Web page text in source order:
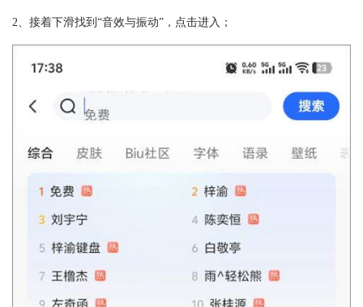
2、接着下滑找到“音效与振动”，点击进入；